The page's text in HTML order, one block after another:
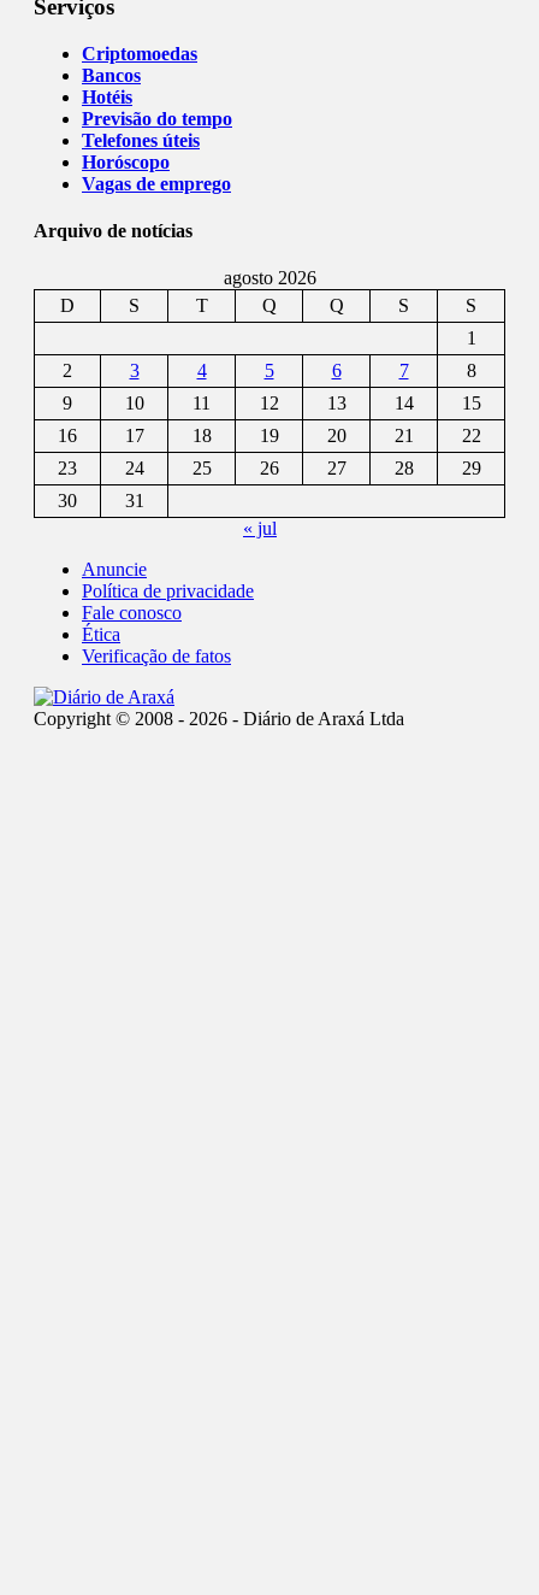
Serviços
Criptomoedas
Bancos
Hotéis
Previsão do tempo
Telefones úteis
Horóscopo
Vagas de emprego
Arquivo de notícias
agosto 2026
D
S T Q Q S
S
1
2
3 4 5 6 7
8
9
10 11 12 13 14
15
16
17 18 19 20 21
22
23
24 25 26 27 28
29
30
31
« jul
Anuncie
Política de privacidade
Fale conosco
Ética
Verificação de fatos
Copyright © 2008 - 2026 - Diário de Araxá Ltda